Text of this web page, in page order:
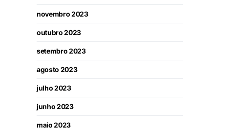
novembro 2023
outubro 2023
setembro 2023
agosto 2023
julho 2023
junho 2023
maio 2023